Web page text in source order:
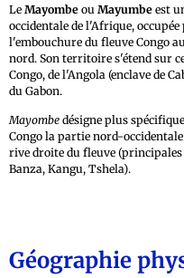
Le Mayombe ou Mayumbe est
occidentale de l'Afrique,
l'embouchure du fleuve Congo
nord. Son territoire s'étend sur
Congo, de l'Angola (enclave de
du Gabon.
Mayombe désigne plus
Congo la partie nord-
rive droite du fleuve
Banza, Kangu, Tshela).
Géographie